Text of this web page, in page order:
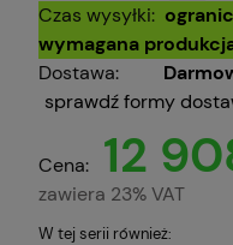
Czas wysyłki:
wymagana
Dostawa:
sprawdź formy
Cena: 12
zawiera 23% VAT
W tej serii również: